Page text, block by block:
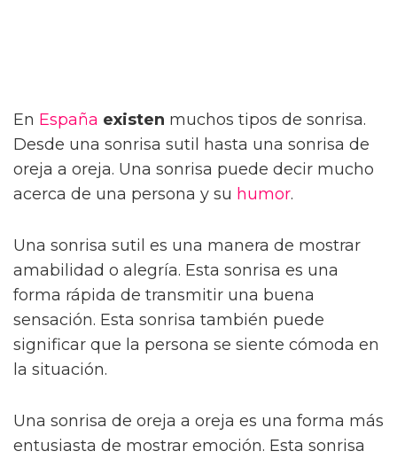
En España existen muchos tipos de sonrisa.
Desde una sonrisa sutil hasta una sonrisa de
oreja a oreja. Una sonrisa puede decir mucho
acerca de una persona y su humor.
Una sonrisa sutil es una manera de mostrar
amabilidad o alegría. Esta sonrisa es una
forma rápida de transmitir una buena
sensación. Esta sonrisa también puede
significar que la persona se siente cómoda en
la situación.
Una sonrisa de oreja a oreja es una forma más
entusiasta de mostrar emoción. Esta sonrisa